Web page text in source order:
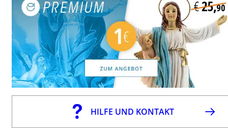
HILFE UND KONTAKT